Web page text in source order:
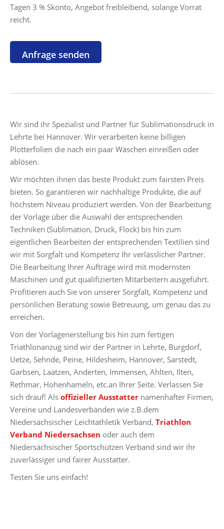
Tagen 3 % Skonto, Angebot freibleibend, solange Vorrat
reicht.
Wir sind ihr Spezialist und Partner für Sublimationsdruck in
Lehrte bei Hannover. Wir verarbeiten keine billigen
Plotterfolien die nach ein paar Wäschen einreißen oder
ablösen.
Wir möchten ihnen das beste Produkt zum fairsten Preis
bieten. So garantieren wir nachhaltige Produkte, die auf
höchstem Niveau produziert werden. Von der Bearbeitung
der Vorlage über die Auswahl der entsprechenden
Techniken (Sublimation, Druck, Flock) bis hin zum
eigentlichen Bearbeiten der entsprechenden Textilien sind
wir mit Sorgfalt und Kompetenz Ihr verlässlicher Partner.
Die Bearbeitung Ihrer Aufträge wird mit modernsten
Maschinen und gut qualifizierten Mitarbeitern ausgeführt.
Profitieren auch Sie von unserer Sorgfalt, Kompetenz und
persönlichen Beratung sowie Betreuung, um genau das zu
erreichen.
Von der Vorlagenerstellung bis hin zum fertigen
Triathlonanzug sind wir der Partner in Lehrte, Burgdorf,
Uetze, Sehnde, Peine, Hildesheim, Hannover, Sarstedt,
Garbsen, Laatzen, Anderten, Immensen, Ahlten, Ilten,
Rethmar, Hohenhameln, etc.an Ihrer Seite. Verlassen Sie
sich drauf! Als offizieller Ausstatter namenhafter Firmen,
Vereine und Landesverbänden wie z.B.dem
Niedersächsischer Leichtathletik Verband, Triathlon
Verband Niedersachsen oder auch dem
Niedersächsischer Sportschützen Verband sind wir ihr
zuverlässiger und fairer Ausstatter.
Testen Sie uns einfach!